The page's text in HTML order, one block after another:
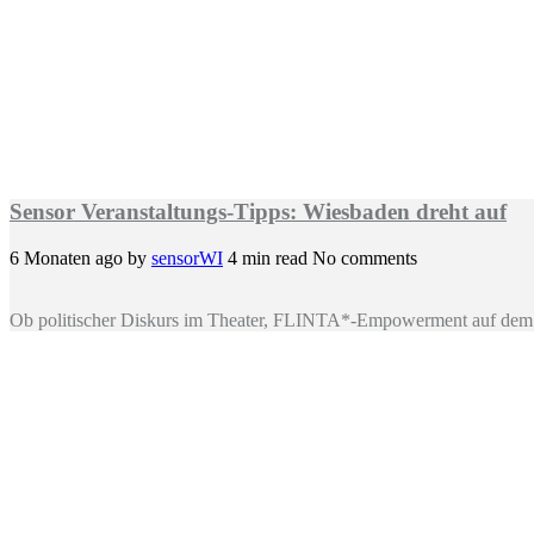
Sensor Veranstaltungs-Tipps: Wiesbaden dreht auf
6 Monaten ago by sensorWI 4 min read No comments
Ob politischer Diskurs im Theater, FLINTA*-Empowerment auf